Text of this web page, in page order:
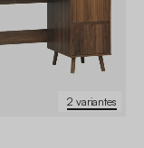
2 variantes